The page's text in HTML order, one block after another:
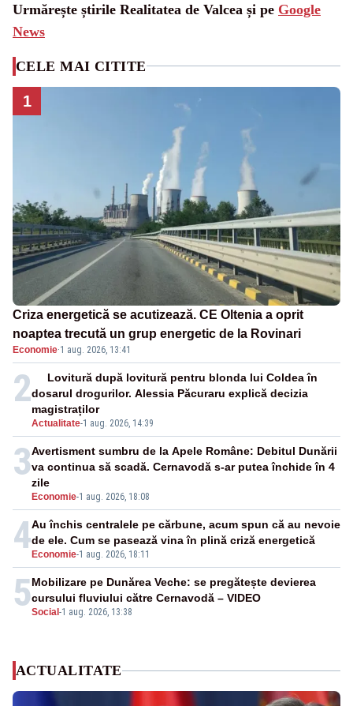
Urmărește știrile Realitatea de Valcea și pe Google
News
CELE MAI CITITE
1
Criza energetică se acutizează. CE Oltenia a oprit
noaptea trecută un grup energetic de la Rovinari
Economie·1 aug. 2026, 13:41
2
Actualitate-1 aug. 2026, 14:39
Lovitură după lovitură pentru blonda lui Coldea în
dosarul drogurilor. Alessia Păcuraru explică decizia
magistraților
3
Economie-1 aug. 2026, 18:08
Avertisment sumbru de la Apele Române: Debitul Dunării
va continua să scadă. Cernavodă s-ar putea închide în 4
zile
4 Economie-1 aug. 2026, 18:11
Au închis centralele pe cărbune, acum spun că au nevoie
de ele. Cum se pasează vina în plină criză energetică
5Social -1 aug. 2026, 13:38
Mobilizare pe Dunărea Veche: se pregătește devierea
cursului fluviului către Cernavodă – VIDEO
ACTUALITATE